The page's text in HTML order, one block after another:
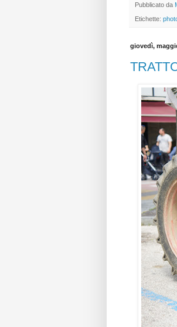
Pubblicato da
Etichette:
giovedì,